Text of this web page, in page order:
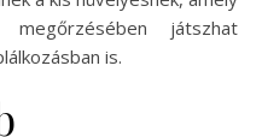
játszhat
is.